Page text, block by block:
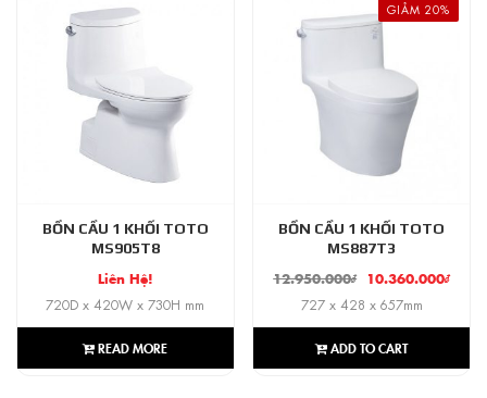
BỒN CẦU 1 KHỐI TOTO
MS905T8
Liên Hệ!
720D x 420W x 730H mm
READ MORE
GIẢM 20%
BỒN CẦU 1 KHỐI TOTO
MS887T3
12.950.000₫ 10.360.000₫
727 x 428 x 657mm
ADD TO CART